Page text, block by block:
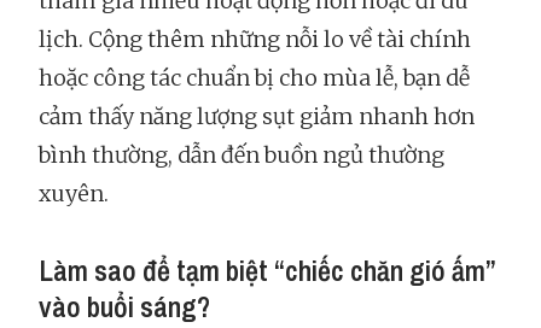
lịch. Cộng thêm những nỗi lo về tài chính
hoặc công tác chuẩn bị cho mùa lễ, bạn dễ
cảm thấy năng lượng sụt giảm nhanh hơn
bình thường, dẫn đến buồn ngủ thường
xuyên.
Làm sao để tạm biệt “chiếc chăn gió ấm”
vào buổi sáng?